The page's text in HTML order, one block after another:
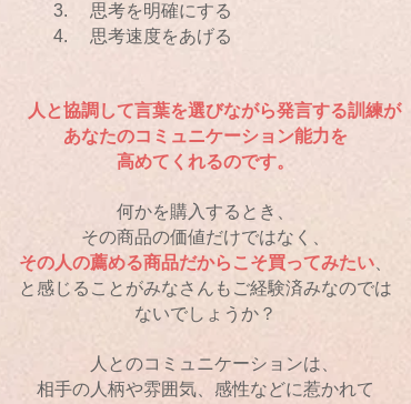
思考を明確にする
思考速度をあげる
人と協調して言葉を選びながら発言する訓練が
あなたのコミュニケーション能力を
高めてくれるのです。
何かを購入するとき、
その商品の価値だけではなく
その人の薦める商品だからこそ買ってみたい
と感じることがみなさんもご経験済みなのでは
ないでしょうか？
人とのコミュニケーションは、
相手の人柄や雰囲気、感性などに惹かれて